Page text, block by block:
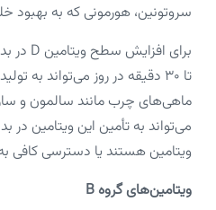
سروتونین، هورمونی که به
ویتامین هستند یا دسترسی کافی
ویتامین‌های گروه B